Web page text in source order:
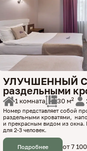
УЛУЧШЕННЫЙ
раздельными
1 комната 30 м2
Номер представляет собой
раздельными кроватями,
и прекрасным видом из окна.
для 2-3 человек.
Подробнее от 7